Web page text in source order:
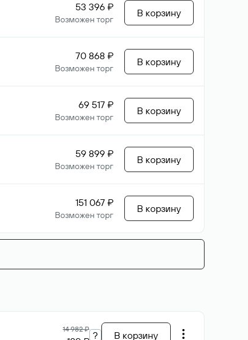
53 396 ₽
Возможен торг
В корзину
70 868 ₽
Возможен торг
В корзину
69 517 ₽
Возможен торг
В корзину
59 899 ₽
Возможен торг
В корзину
151 067 ₽
Возможен торг
В корзину
14 982 ₽
? В корзину